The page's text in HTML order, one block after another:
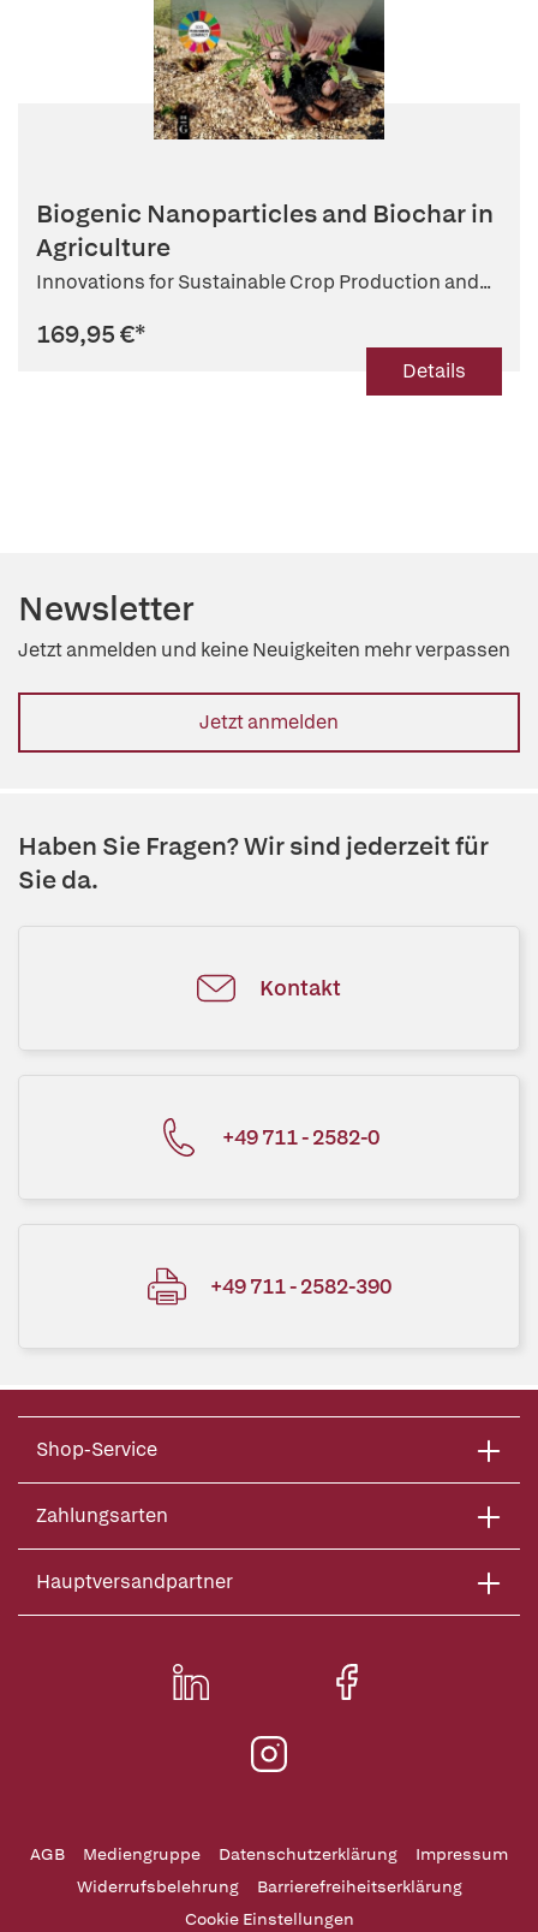
Biogenic Nanoparticles and Biochar in
Agriculture
Innovations for Sustainable Crop Production and...
169,95 €*
Details
Newsletter
Jetzt anmelden und keine Neuigkeiten mehr verpassen
Jetzt anmelden
Haben Sie Fragen? Wir sind jederzeit für
Sie da.
Kontakt
+49 711 - 2582-0
+49 711 - 2582-390
Shop-Service
Zahlungsarten
Hauptversandpartner
AGB Mediengruppe Datenschutzerklärung
Impressum
Widerrufsbelehrung
Barrierefreiheitserklärung
Cookie Einstellungen